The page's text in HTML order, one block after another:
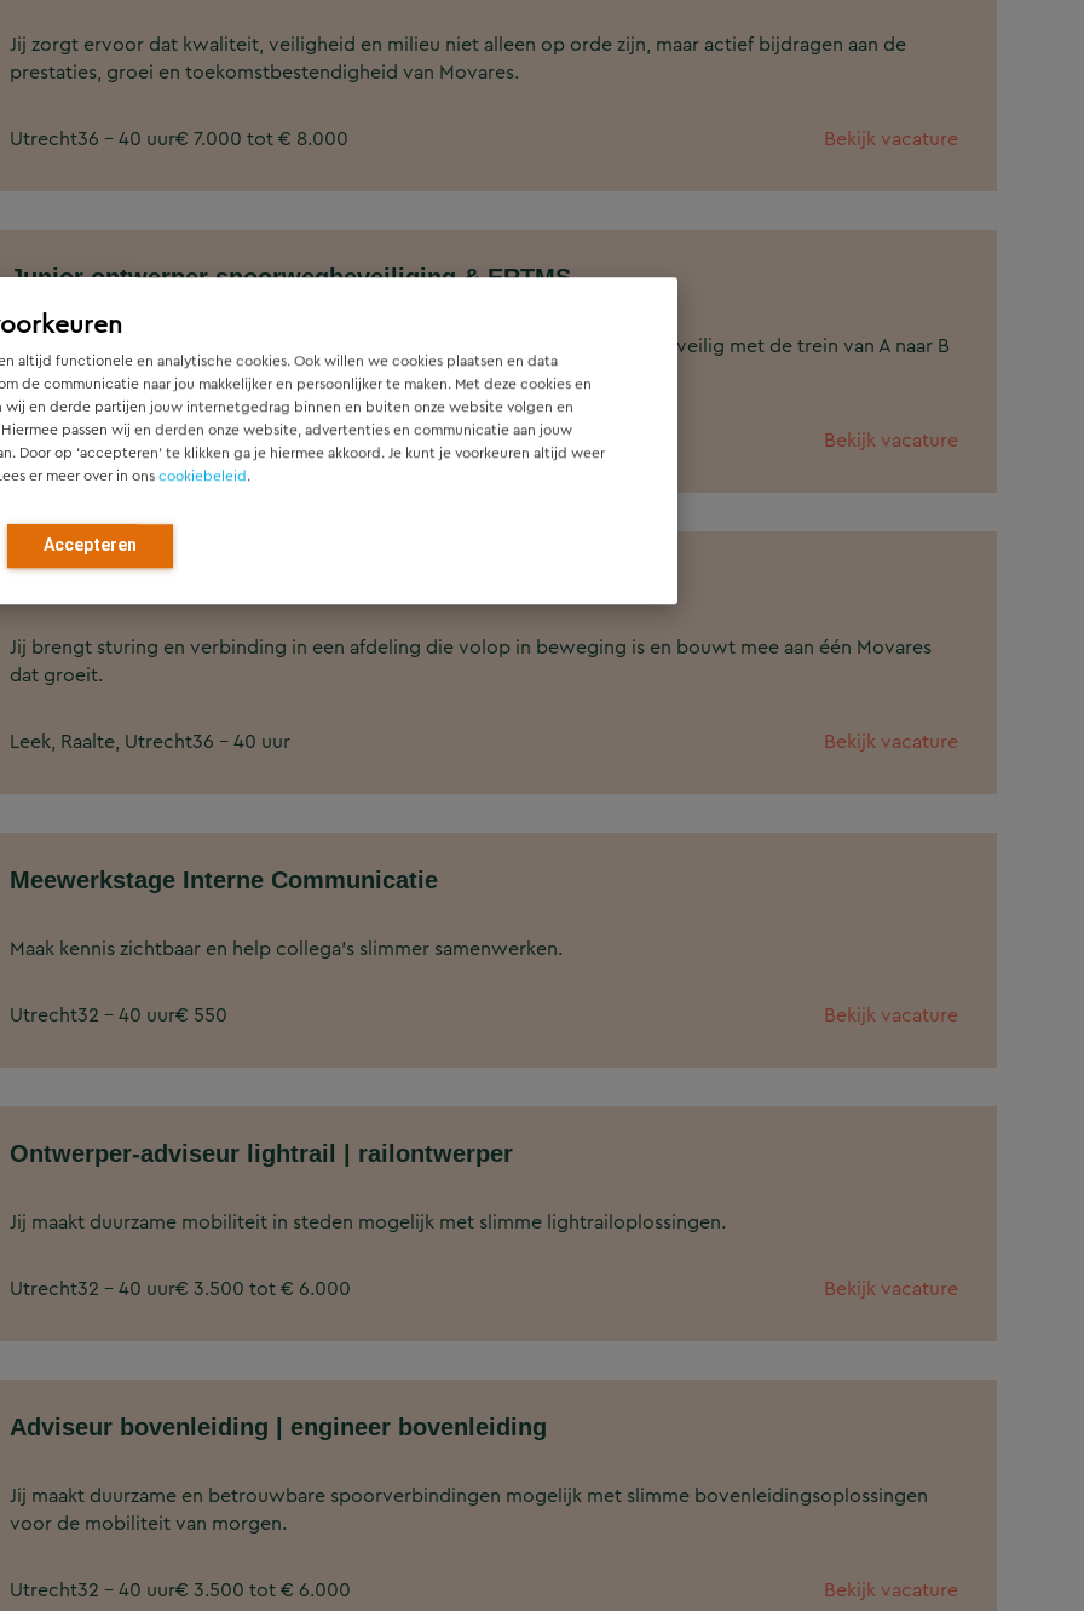
altijd functionele en analytische cookies. Ook willen we cookies plaatsen en data
de communicatie naar jou makkelijker en persoonlijker te maken. Met deze cookies en
wij en derde partijen jouw internetgedrag binnen en buiten onze website volgen en
passen wij en derden onze website, advertenties en communicatie aan jouw
Door op ‘accepteren’ te klikken ga je hiermee akkoord. Je kunt je voorkeuren altijd weer
er meer over in onscookiebeleid.
Accepteren
Jij zorgt ervoor dat kwaliteit, veiligheid en milieu niet alleen op orde zijn, maar actief bijdragen aan de
prestaties, groei en toekomstbestendigheid van Movares.
Utrecht36 - 40 uur€ 7.000 tot € 8.000 Bekijk vacature
Junior ontwerper spoorwegbeveiliging & ERTMS
Jij zorgt ervoor dat nu én in de toekomst duizenden Nederlanders dagelijks veilig met de trein van A naar B
worden vervoerd.
Utrecht32 - 40 uur€ 3.200 tot € 4.500 Bekijk vacature
Afdelingsmanager Archeologie, Bodem en Ecologie
Jij brengt sturing en verbinding in een afdeling die volop in beweging is en bouwt mee aan één Movares
dat groeit.
Leek, Raalte, Utrecht36 - 40 uur Bekijk vacature
Meewerkstage Interne Communicatie
Maak kennis zichtbaar en help collega’s slimmer samenwerken.
Utrecht32 - 40 uur€ 550 Bekijk vacature
Ontwerper-adviseur lightrail | railontwerper
Jij maakt duurzame mobiliteit in steden mogelijk met slimme lightrailoplossingen.
Utrecht32 - 40 uur€ 3.500 tot € 6.000 Bekijk vacature
Adviseur bovenleiding | engineer bovenleiding
Jij maakt duurzame en betrouwbare spoorverbindingen mogelijk met slimme bovenleidingsoplossingen
voor de mobiliteit van morgen.
Utrecht32 - 40 uur€ 3.500 tot € 6.000 Bekijk vacature